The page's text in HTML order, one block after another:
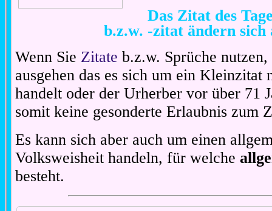
Das Zitat des
b.z.w. -zitat ändern sich
Wenn Sie Zitate b.z.w. Sprüche
ausgehen das es sich um ein Kleinzitat
handelt oder der Urherber vor über 71
somit keine gesonderte Erlaubnis zum
Es kann sich aber auch um einen
Volksweisheit handeln, für welche
besteht.